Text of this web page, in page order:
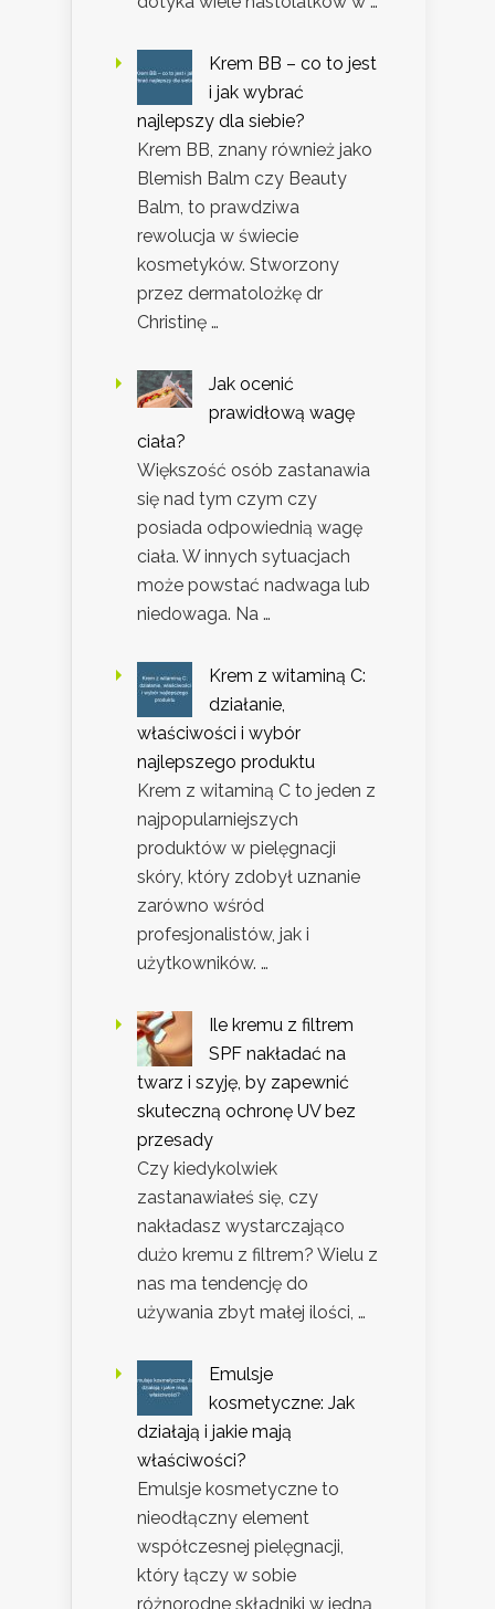
Krem BB – co to jest
i jak wybrać
najlepszy dla siebie?
Krem BB, znany również jako
Blemish Balm czy Beauty
Balm, to prawdziwa
rewolucja w świecie
kosmetyków. Stworzony
przez dermatolożkę dr
Christinę …
Jak ocenić
prawidłową wagę
ciała?
Większość osób zastanawia
się nad tym czym czy
posiada odpowiednią wagę
ciała. W innych sytuacjach
może powstać nadwaga lub
niedowaga. Na …
Krem z witaminą C:
działanie,
właściwości i wybór
najlepszego produktu
Krem z witaminą C to jeden z
najpopularniejszych
produktów w pielęgnacji
skóry, który zdobył uznanie
zarówno wśród
profesjonalistów, jak i
użytkowników. …
Ile kremu z filtrem
SPF nakładać na
twarz i szyję, by zapewnić
skuteczną ochronę UV bez
przesady
Czy kiedykolwiek
zastanawiałeś się, czy
nakładasz wystarczająco
dużo kremu z filtrem? Wielu z
nas ma tendencję do
używania zbyt małej ilości, …
Emulsje
kosmetyczne: Jak
działają i jakie mają
właściwości?
Emulsje kosmetyczne to
nieodłączny element
współczesnej pielęgnacji,
który łączy w sobie
różnorodne składniki w jedną,